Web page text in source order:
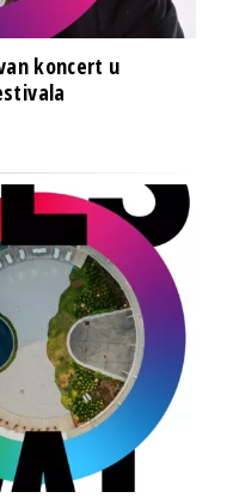
koncert u